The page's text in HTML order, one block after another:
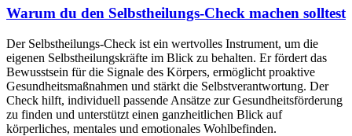
Warum du den Selbstheilungs-Check machen solltest
Der Selbstheilungs-Check ist ein wertvolles Instrument, um die
eigenen Selbstheilungskräfte im Blick zu behalten. Er fördert das
Bewusstsein für die Signale des Körpers, ermöglicht proaktive
Gesundheitsmaßnahmen und stärkt die Selbstverantwortung. Der
Check hilft, individuell passende Ansätze zur Gesundheitsförderung
zu finden und unterstützt einen ganzheitlichen Blick auf
körperliches, mentales und emotionales Wohlbefinden.